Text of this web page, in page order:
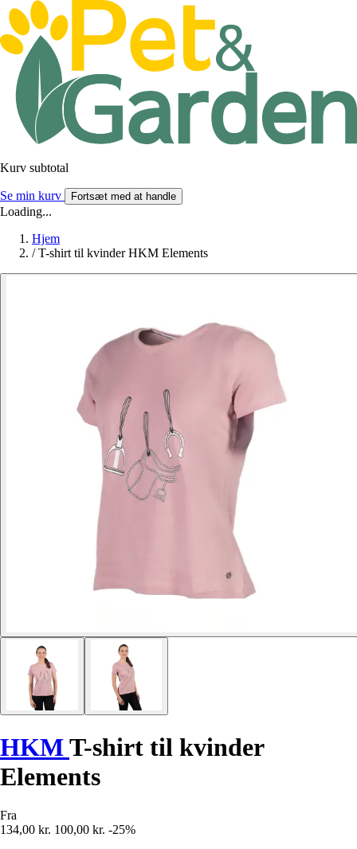
Kurv subtotal
Se min kurv Fortsæt med at handle
Loading...
Hjem
/ T-shirt til kvinder HKM Elements
HKMT-shirt til kvinder
Elements
Fra
134,00 kr. 100,00 kr. -25%